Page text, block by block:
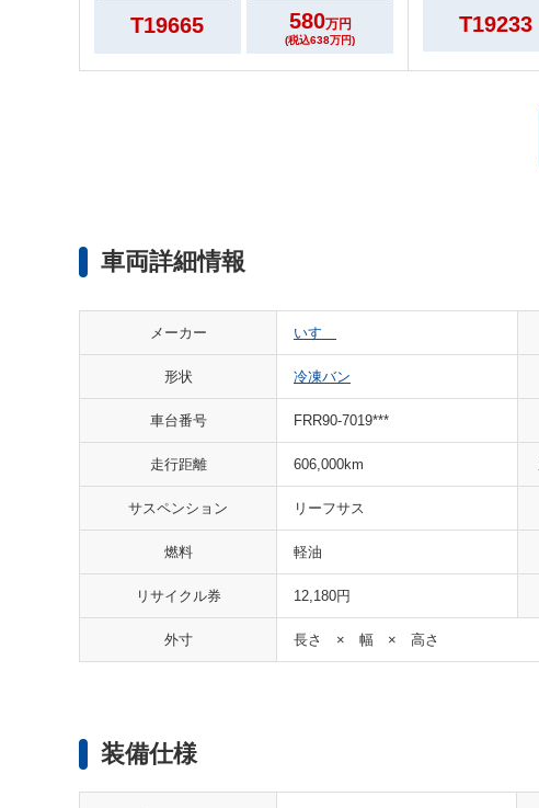
T19665 580万円
(税込638万円)
T19233
車両詳細情報
メーカー いすゞ
形状 冷凍バン
車台番号 FRR90-7019***
走行距離 606,000km
サスペンション リーフサス
燃料 軽油
リサイクル券 12,180円
外寸 長さ × 幅 × 高さ
装備仕様